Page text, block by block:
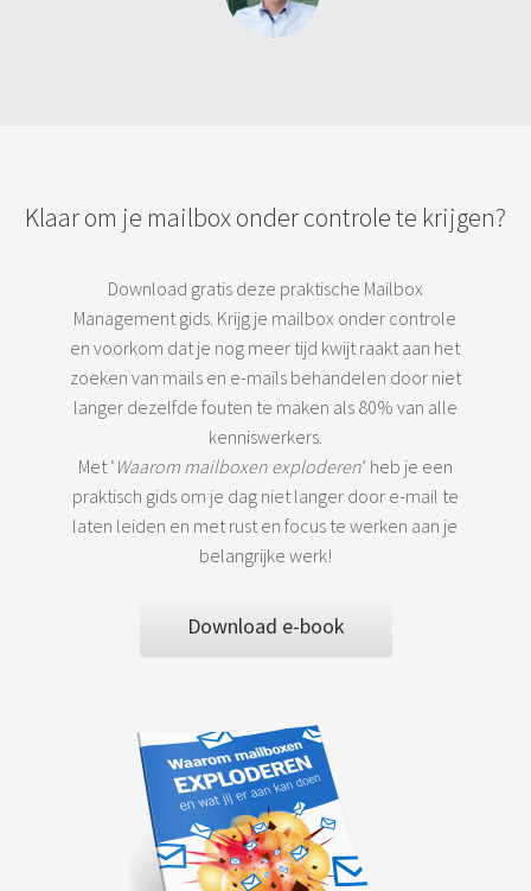
Klaar om je mailbox onder controle te krijgen?
Download gratis deze praktische Mailbox
Management gids. Krijg je mailbox onder controle
en voorkom dat je nog meer tijd kwijt raakt aan het
zoeken van mails en e-mails behandelen door niet
langer dezelfde fouten te maken als 80% van alle
kenniswerkers.
Met ‘ Waarom mailboxen exploderen’ heb je een
praktisch gids om je dag niet langer door e-mail te
laten leiden en met rust en focus te werken aan je
belangrijke werk!
Download e-book